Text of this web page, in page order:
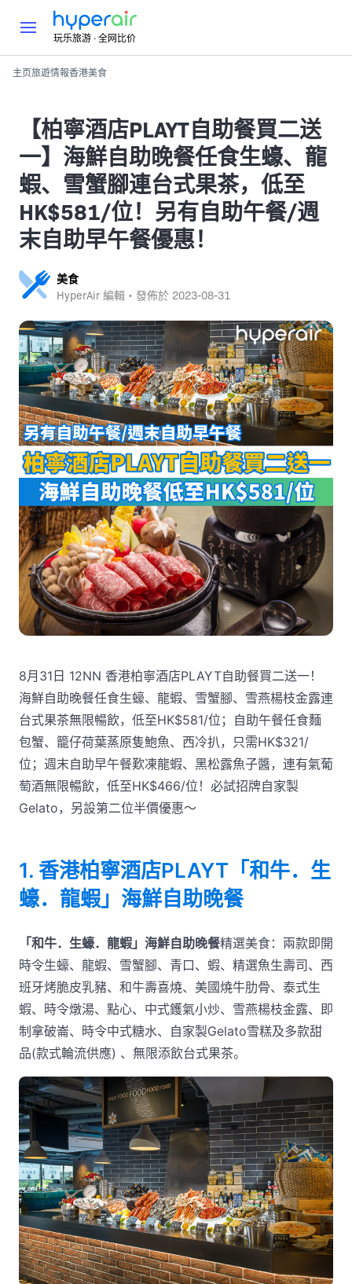
玩乐旅游 · 全网比价
主页旅遊情報香港美食
【柏寧酒店PLAYT自助餐買二送
一】海鮮自助晚餐任食生蠔、龍
蝦、雪蟹腳連台式果茶，低至
HK$581/位！另有自助午餐/週
末自助早午餐優惠！
美食
HyperAir 編輯・發佈於 2023-08-31
8月31日 12NN 香港柏寧酒店PLAYT自助餐買二送一！
海鮮自助晚餐任食生蠔、龍蝦、雪蟹腳、雪燕楊枝金露連
台式果茶無限暢飲，低至HK$581/位；自助午餐任食麵
包蟹、籠仔荷葉蒸原隻鮑魚、西冷扒，只需HK$321/
位；週末自助早午餐歎凍龍蝦、黑松露魚子醬，連有氣葡
萄酒無限暢飲，低至HK$466/位！必試招牌自家製
Gelato，另設第二位半價優惠～
1. 香港柏寧酒店PLAYT「和牛．生
蠔．龍蝦」海鮮自助晚餐
「和牛．生蠔．龍蝦」海鮮自助晚餐精選美食：兩款即開
時令生蠔、龍蝦、雪蟹腳、青口、蝦、精選魚生壽司、西
班牙烤脆皮乳豬、和牛壽喜燒、美國燒牛肋骨、泰式生
蝦、時令燉湯、點心、中式鑊氣小炒、雪燕楊枝金露、即
制拿破崙、時令中式糖水、自家製Gelato雪糕及多款甜
品(款式輪流供應) 、無限添飲台式果茶。